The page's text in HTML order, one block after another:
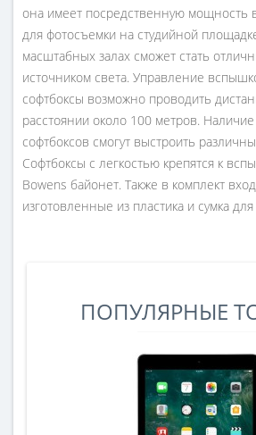
она имеет посредственную мощность
для фотосъемки на студийной
масштабных залах сможет стать
источником света. Управление
софтбоксы возможно проводить
расстоянии около 100 метров.
софтбоксов смогут выстроить
Софтбоксы с легкостью крепятся к
Bowens байонет. Также в комплект
изготовленные из пластика и сумка
ПОПУЛЯРНЫЕ